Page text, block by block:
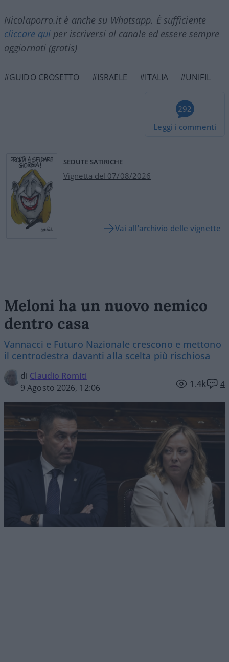
Nicolaporro.it è anche su Whatsapp. È sufficiente
cliccare qui per iscriversi al canale ed essere sempre
aggiornati (gratis)
#GUIDO CROSETTO #ISRAELE #ITALIA #UNIFIL
292
Leggi i commenti
SEDUTE SATIRICHE
Vignetta del 07/08/2026
Vai all'archivio delle vignette
Meloni ha un nuovo nemico
dentro casa
Vannacci e Futuro Nazionale crescono e mettono
il centrodestra davanti alla scelta più rischiosa
di Claudio Romiti
9 Agosto 2026, 12:06
1.4k 4